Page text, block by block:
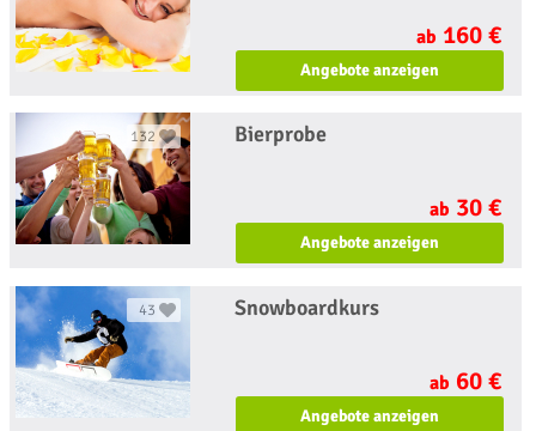
ab 160 €
Angebote anzeigen
132 Bierprobe
ab 30 €
Angebote anzeigen
43 Snowboardkurs
ab 60 €
Angebote anzeigen